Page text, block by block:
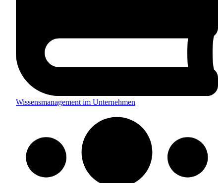
Wissensmanagement im Unternehmen